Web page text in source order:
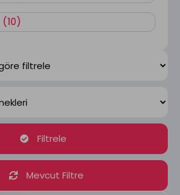
(10)
Filtrele
Mevcut Filtre